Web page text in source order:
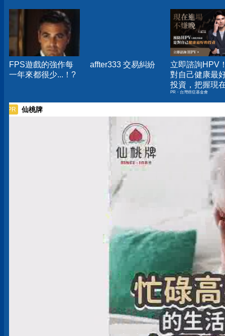
FPS遊戲的強作每
一年來都很少...！?
affter333 交易糾紛
立即諮詢HPV
對自己健康最
投資，把握現
嫌晚！
PR・台灣癌症基金會
PR 仙桃牌